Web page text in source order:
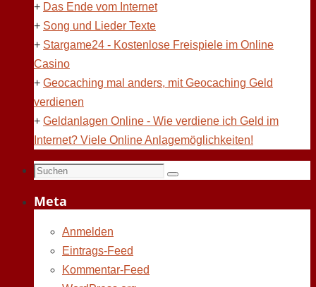
+ Das Ende vom Internet
+ Song und Lieder Texte
+ Stargame24 - Kostenlose Freispiele im Online
Casino
+ Geocaching mal anders, mit Geocaching Geld
verdienen
+ Geldanlagen Online - Wie verdiene ich Geld im
Internet? Viele Online Anlagemöglichkeiten!
Suchen
Suchen
Meta
Anmelden
Eintrags-Feed
Kommentar-Feed